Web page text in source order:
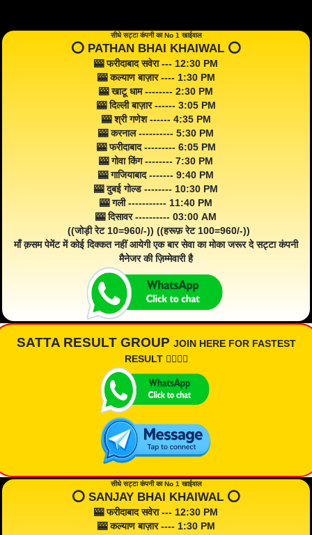
सीधे सट्टा कंपनी का No 1 खाईवाल
⭕️ PATHAN BHAI KHAIWAL ⭕️
🎰 फरीदाबाद सवेरा --- 12:30 PM
🎰 कल्याण बाज़ार ---- 1:30 PM
🎰 खाटू धाम -------- 2:30 PM
🎰 दिल्ली बाज़ार ------ 3:05 PM
🎰 श्री गणेश ------ 4:35 PM
🎰 करनाल ---------- 5:30 PM
🎰 फरीदाबाद --------- 6:05 PM
🎰 गोवा किंग -------- 7:30 PM
🎰 गाजियाबाद ------- 9:40 PM
🎰 दुबई गोल्ड -------- 10:30 PM
🎰 गली ----------- 11:40 PM
🎰 दिसावर ---------- 03:00 AM
((जोड़ी रेट 10=960/-)) ((हरूफ़ रेट 100=960/-))
माँ क़सम पेमेंट में कोई दिक्कत नहीं आयेगी एक बार सेवा का मोका जरूर दे सट्टा कंपनी
मैनेजर की ज़िम्मेवारी है
SATTA RESULT GROUP JOIN HERE FOR FASTEST
RESULT 👇🏾👇🏾
सीधे सट्टा कंपनी का No 1 खाईवाल
⭕️ SANJAY BHAI KHAIWAL ⭕️
🎰 फरीदाबाद सवेरा --- 12:30 PM
🎰 कल्याण बाज़ार ---- 1:30 PM